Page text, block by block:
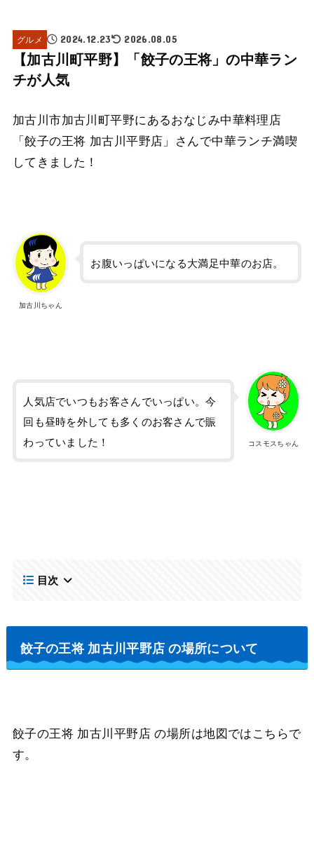
グルメ 2024.12.23 2026.08.05
【加古川町平野】「餃子の王将」の中華ラン
チが人気
加古川市加古川町平野にあるおなじみ中華料理店
「餃子の王将 加古川平野店」さんで中華ランチ満喫
してきました！
加古川ちゃん
お腹いっぱいになる大満足中華のお店。
コスモスちゃん
人気店でいつもお客さんでいっぱい。今
回も昼時を外しても多くのお客さんで賑
わっていました！
目次
餃子の王将 加古川平野店 の場所について
餃子の王将 加古川平野店 の場所は地図ではこちらで
す。